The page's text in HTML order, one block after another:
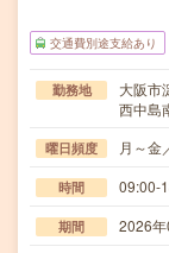
交通費別途支給あり
勤務地
大阪市
西中島
曜日頻度 月～金
時間 09:00-
期間 2026